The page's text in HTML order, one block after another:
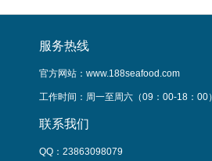
服务热线
官方网站：www.188seafood.com
工作时间：周一至周六（09：00-18：00）
联系我们
QQ：23863098079